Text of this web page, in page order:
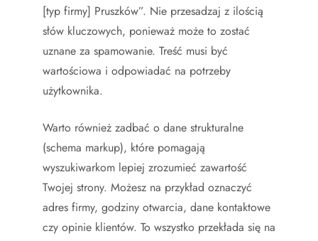
[typ firmy] Pruszków”. Nie przesadzaj z ilością
słów kluczowych, ponieważ może to zostać
uznane za spamowanie. Treść musi być
wartościowa i odpowiadać na potrzeby
użytkownika.
Warto również zadbać o dane strukturalne
(schema markup), które pomagają
wyszukiwarkom lepiej zrozumieć zawartość
Twojej strony. Możesz na przykład oznaczyć
adres firmy, godziny otwarcia, dane kontaktowe
czy opinie klientów. To wszystko przekłada się na